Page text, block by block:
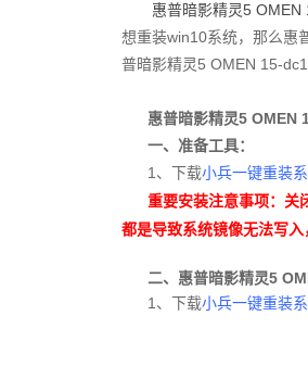
惠普暗影精灵5 OMEN
想重装win10系统，那么惠
普暗影精灵5 OMEN 15-
惠普暗影精灵5 OMEN
一、准备工具：
1、下载小兵一键重装
重要安装注意事项： 关
都是导致系统镜像无法写入
二、 惠普暗影精灵5
1、下载小兵一键重装